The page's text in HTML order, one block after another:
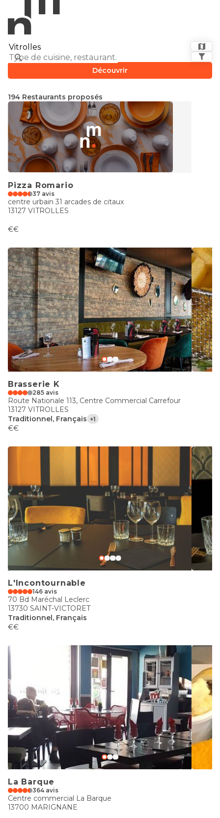
Découvrir
194 Restaurants proposés
Pizza Romario
37 avis
centre urbain 31 arcades de citaux
13127 VITROLLES
€€
Brasserie K
285 avis
Route Nationale 113, Centre Commercial Carrefour
13127 VITROLLES
Traditionnel, Français +1
€€
L'Incontournable
146 avis
70 Bd Maréchal Leclerc
13730 SAINT-VICTORET
Traditionnel, Français
€€
La Barque
364 avis
Centre commercial La Barque
13700 MARIGNANE